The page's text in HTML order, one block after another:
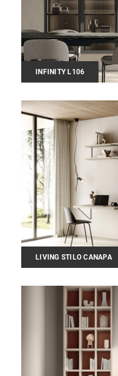
INFINITY L106
LIVING STILO CANAPA